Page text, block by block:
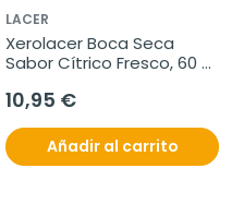
LACER
Xerolacer Boca Seca
Sabor Cítrico Fresco, 60
10,95 €
Añadir al carrito